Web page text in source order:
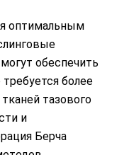
оптимальным
обеспечить
более
тазового
и
Берча